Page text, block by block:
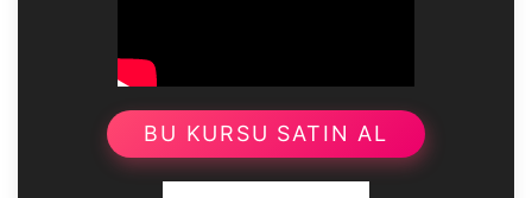
BU KURSU SATIN AL